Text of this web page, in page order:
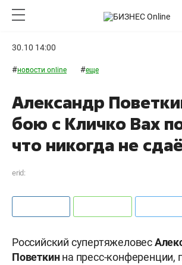
30.10 14:00
#новости online #еще
Александр
бою с Кличко Вах
что никогда не
erid:
Российский супертяжеловес
Поветкинна пресс-конференции,